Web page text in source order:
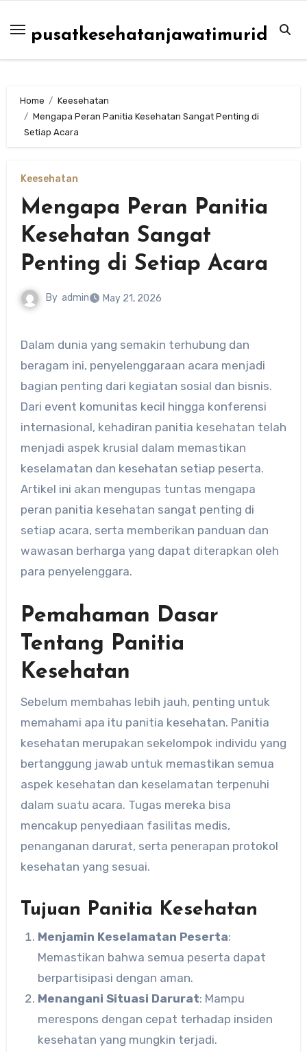
content
pusatkesehatanjawatimurid
Home
Keesehatan
Mengapa Peran Panitia Kesehatan Sangat Penting di
Setiap Acara
Keesehatan
Mengapa Peran Panitia
Kesehatan Sangat
Penting di Setiap Acara
By admin May 21, 2026
Dalam dunia yang semakin terhubung dan
beragam ini, penyelenggaraan acara menjadi
bagian penting dari kegiatan sosial dan bisnis.
Dari event komunitas kecil hingga konferensi
internasional, kehadiran panitia kesehatan telah
menjadi aspek krusial dalam memastikan
keselamatan dan kesehatan setiap peserta.
Artikel ini akan mengupas tuntas mengapa
peran panitia kesehatan sangat penting di
setiap acara, serta memberikan panduan dan
wawasan berharga yang dapat diterapkan oleh
para penyelenggara.
Pemahaman Dasar
Tentang Panitia
Kesehatan
Sebelum membahas lebih jauh, penting untuk
memahami apa itu panitia kesehatan. Panitia
kesehatan merupakan sekelompok individu yang
bertanggung jawab untuk memastikan semua
aspek kesehatan dan keselamatan terpenuhi
dalam suatu acara. Tugas mereka bisa
mencakup penyediaan fasilitas medis,
penanganan darurat, serta penerapan protokol
kesehatan yang sesuai.
Tujuan Panitia Kesehatan
Menjamin Keselamatan Peserta:
Memastikan bahwa semua peserta dapat
berpartisipasi dengan aman.
Menangani Situasi Darurat: Mampu
merespons dengan cepat terhadap insiden
kesehatan yang mungkin terjadi.